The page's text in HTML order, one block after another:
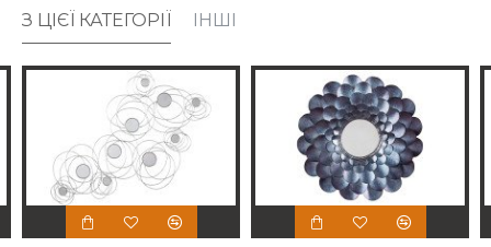
З ЦІЄЇ КАТЕГОРІЇ ІНШІ